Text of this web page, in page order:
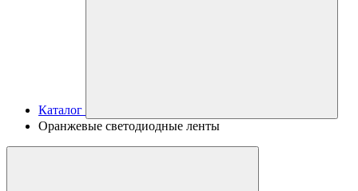
Каталог
Оранжевые светодиодные ленты